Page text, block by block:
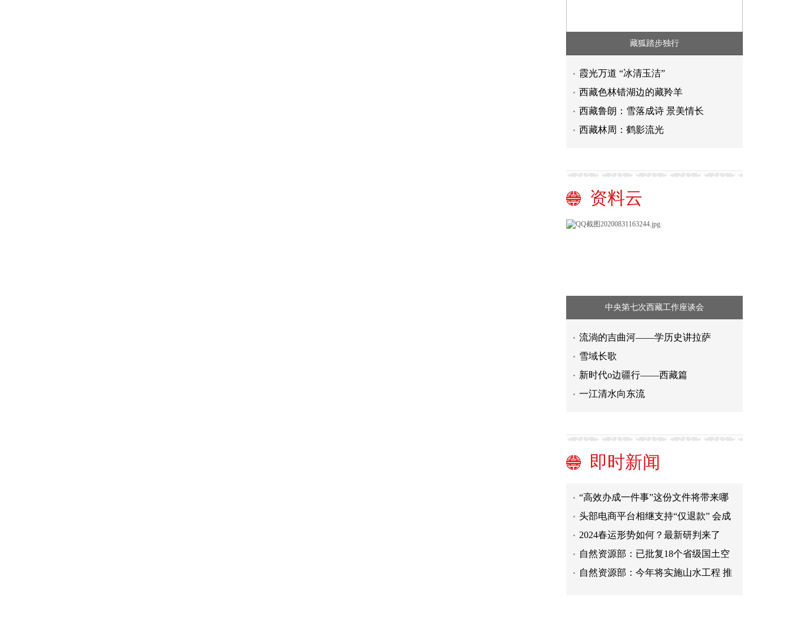
藏狐踏步独行
霞光万道 “冰清玉洁”
西藏色林错湖边的藏羚羊
西藏鲁朗：雪落成诗 景美情长
西藏林周：鹤影流光
资料云
中央第七次西藏工作座谈会
流淌的吉曲河——学历史讲拉萨
雪域长歌
新时代o边疆行——西藏篇
一江清水向东流
即时新闻
会”被取缔
屈臣氏这“小样”被罚了15万！
自然资源部：对耕地保护突出问题实
行一票否决
“超级工程”成旅游热门打卡地 港珠澳
大桥游持续火热
“高效办成一件事”这份文件将带来哪
些便利？
头部电商平台相继支持“仅退款” 会成
2024春运形势如何？最新研判来了
自然资源部：已批复18个省级国土空
自然资源部：今年将实施山水工程 推